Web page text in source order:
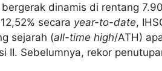
dinamis di rentang
secara year-to-date,
sejarah (all-time high/ATH)
II. Sebelumnya, rekor